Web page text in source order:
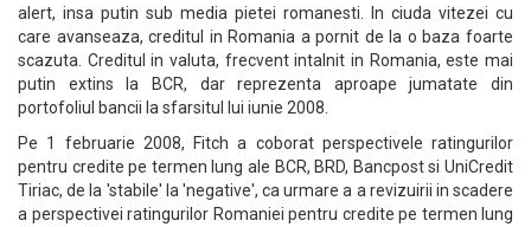
alert, insa putin sub media pietei romanesti. In ciuda vitezei cu
care avanseaza, creditul in Romania a pornit de la o baza foarte
scazuta. Creditul in valuta, frecvent intalnit in Romania, este mai
putin extins la BCR, dar reprezenta aproape jumatate din
portofoliul bancii la sfarsitul lui iunie 2008.
Pe 1 februarie 2008, Fitch a coborat perspectivele ratingurilor
pentru credite pe termen lung ale BCR, BRD, Bancpost si UniCredit
Tiriac, de la 'stabile' la 'negative', ca urmare a a revizuirii in scadere
a perspectivei ratingurilor Romaniei pentru credite pe termen lung